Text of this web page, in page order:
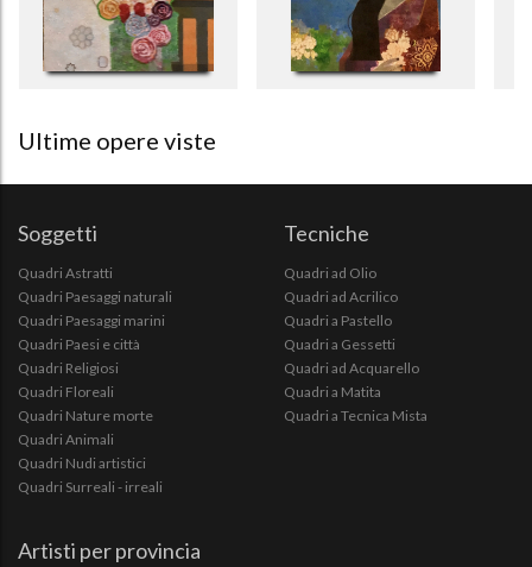
Ultime opere viste
Soggetti
Quadri Astratti
Quadri Paesaggi naturali
Quadri Paesaggi marini
Quadri Paesi e città
Quadri Religiosi
Quadri Floreali
Quadri Nature morte
Quadri Animali
Quadri Nudi artistici
Quadri Surreali - irreali
Tecniche
Quadri ad Olio
Quadri ad Acrilico
Quadri a Pastello
Quadri a Gessetti
Quadri ad Acquarello
Quadri a Matita
Quadri a Tecnica Mista
Artisti per provincia